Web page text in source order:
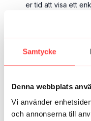
Samtycke
Denna webbplats
Vi använder
och annonserna till
er tid att visa ett
Anki W. september
3
Josephine N.